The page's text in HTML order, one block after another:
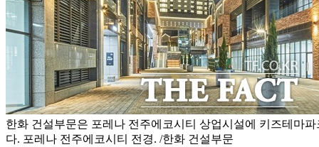
한화 건설부문은 포레나 전주에코시티 상업시설에 키즈테마
다. 포레나 전주에코시티 전경. /한화 건설부문